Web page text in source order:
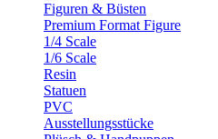
Figuren & Büsten
Premium Format Figure
1/4 Scale
1/6 Scale
Resin
Statuen
PVC
Ausstellungsstücke